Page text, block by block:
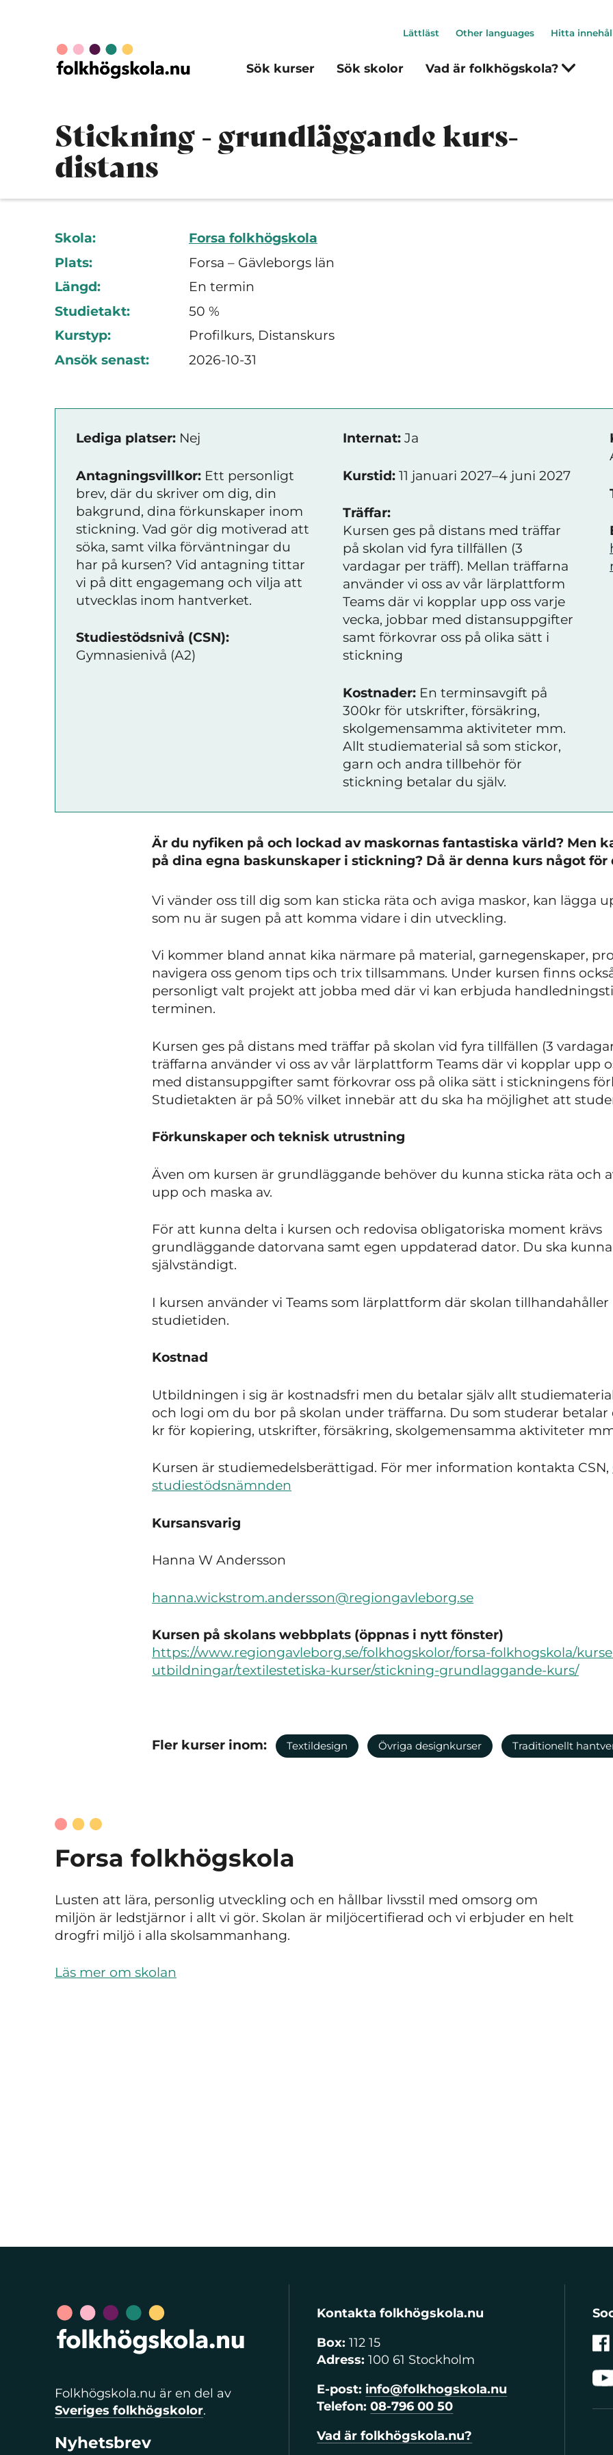
Sök kurser Sök skolor Vad är folkhögskola?
Lättläst Other languages Hitta
Stickning - grundläggande kurs-
distans
Skola:
Forsa folkhögskola
Plats:
Forsa – Gävleborgs län
Längd:
En termin
Studietakt:
50 %
Kurstyp:
Profilkurs, Distanskurs
Ansök senast:
2026-10-31
Lediga platser: Nej
Antagningsvillkor: Ett personligt
brev, där du skriver om dig, din
bakgrund, dina förkunskaper inom
stickning. Vad gör dig motiverad att
söka, samt vilka förväntningar du
har på kursen? Vid antagning tittar
vi på ditt engagemang och vilja att
utvecklas inom hantverket.
Studiestödsnivå (CSN):
Gymnasienivå (A2)
Internat: Ja
Kurstid: 11 januari 2027–4 juni 2027
Träffar:
Kursen ges på distans med träffar
på skolan vid fyra tillfällen (3
vardagar per träff). Mellan träffarna
använder vi oss av vår lärplattform
Teams där vi kopplar upp oss varje
vecka, jobbar med distansuppgifter
samt förkovrar oss på olika sätt i
stickning
Kostnader: En terminsavgift på
300kr för utskrifter, försäkring,
skolgemensamma aktiviteter mm.
Allt studiematerial så som stickor,
garn och andra tillbehör för
stickning betalar du själv.
Är du nyfiken på och lockad av maskornas fantastiska värld? Men
på dina egna baskunskaper i stickning? Då är denna kurs något för
Vi vänder oss till dig som kan sticka räta och aviga maskor, kan lägga
som nu är sugen på att komma vidare i din utveckling.
Vi kommer bland annat kika närmare på material, garnegenskaper,
navigera oss genom tips och trix tillsammans. Under kursen finns
personligt valt projekt att jobba med där vi kan erbjuda
terminen.
Kursen ges på distans med träffar på skolan vid fyra tillfällen (3
träffarna använder vi oss av vår lärplattform Teams där vi kopplar upp
med distansuppgifter samt förkovrar oss på olika sätt i stickningens
Studietakten är på 50% vilket innebär att du ska ha möjlighet att
Förkunskaper och teknisk utrustning
Även om kursen är grundläggande behöver du kunna sticka räta och
upp och maska av.
För att kunna delta i kursen och redovisa obligatoriska moment krävs
grundläggande datorvana samt egen uppdaterad dator. Du ska
självständigt.
I kursen använder vi Teams som lärplattform där skolan
studietiden.
Kostnad
Utbildningen i sig är kostnadsfri men du betalar själv allt
och logi om du bor på skolan under träffarna. Du som studerar
kr för kopiering, utskrifter, försäkring, skolgemensamma aktiviteter
Kursen är studiemedelsberättigad. För mer information kontakta CSN,
studiestödsnämnden
Kursansvarig
Hanna W Andersson
hanna.wickstrom.andersson@regiongavleborg.se
Kursen på skolans webbplats (öppnas i nytt fönster)
https://www.regiongavleborg.se/folkhogskolor/forsa-folkhogskola/
utbildningar/textilestetiska-kurser/stickning-grundlaggande-kurs/
Fler kurser inom: Textildesign Övriga designkurser Traditionellt
Forsa folkhögskola
Lusten att lära, personlig utveckling och en hållbar livsstil med omsorg om
miljön är ledstjärnor i allt vi gör. Skolan är miljöcertifierad och vi erbjuder en helt
drogfri miljö i alla skolsammanhang.
Läs mer om skolan
Folkhögskola.nu är en del av
Sveriges folkhögskolor.
Nyhetsbrev
Kontakta folkhögskola.nu
Box:112 15
Adress: 100 61 Stockholm
E-post: info@folkhogskola.nu
Telefon: 08-796 00 50
Vad är folkhögskola.nu?